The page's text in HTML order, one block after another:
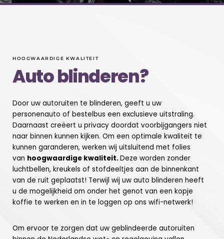
HOOGWAARDIGE KWALITEIT
Auto blinderen?
Door uw autoruiten te blinderen, geeft u uw
personenauto of bestelbus een exclusieve uitstraling.
Daarnaast creëert u privacy doordat voorbijgangers niet
naar binnen kunnen kijken. Om een optimale kwaliteit te
kunnen garanderen, werken wij uitsluitend met folies
van hoogwaardige kwaliteit.Deze worden zonder
luchtbellen, kreukels of stofdeeltjes aan de binnenkant
van de ruit geplaatst! Terwijl wij uw auto blinderen heeft
u de mogelijkheid om onder het genot van een kopje
koffie te werken en in te loggen op ons wifi-netwerk!
Om ervoor te zorgen dat uw geblindeerde autoruiten